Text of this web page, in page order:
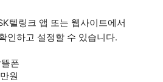
텔링크 앱 또는 웹사이트에서
인하고 설정할 수 있습니다.
폰
원